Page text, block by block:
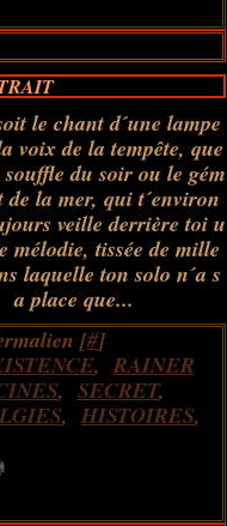
le chant d´une lampe
voix de la tempête, que
du soir ou le gém
de la mer, qui t´environ
veille derrière toi u
mélodie, tissée de mille
laquelle ton solo n´a s
a place que...
[#]
, RAINER
, SECRET,
, HISTOIRES,